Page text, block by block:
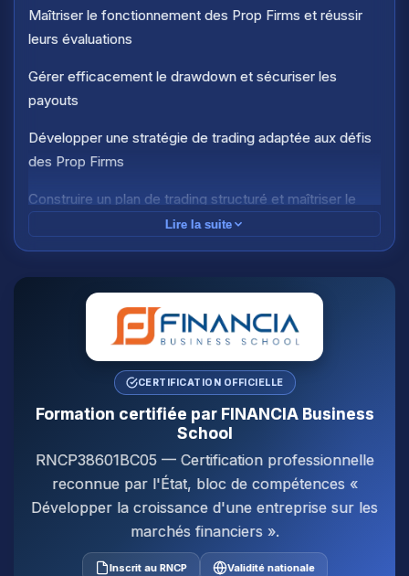
Maîtriser le fonctionnement des Prop Firms et réussir
leurs évaluations
Gérer efficacement le drawdown et sécuriser les
payouts
Développer une stratégie de trading adaptée aux défis
des Prop Firms
Construire un plan de trading structuré et maîtriser le
Analyser ses trades pour progresser en continu et
identifier ses axes d'amélioration
Participer à des lives quotidiens et intégrer une
communauté Discord active
Passer du trading individuel au trading sur capitaux Prop
Firms
Lire la suite
CERTIFICATION OFFICIELLE
Formation certifiée par FINANCIA Business
School
RNCP38601BC05 — Certification professionnelle
reconnue par l'État, bloc de compétences «
Développer la croissance d'une entreprise sur les
marchés financiers ».
Inscrit au RNCP Validité nationale